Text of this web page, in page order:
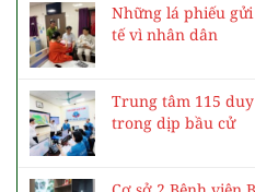
Những lá phiếu
tế vì nhân dân
Trung tâm 115
trong dịp bầu cử